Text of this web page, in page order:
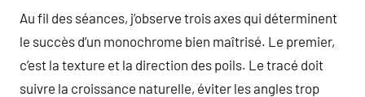
Au fil des séances, j’observe trois axes qui déterminent
le succès d’un monochrome bien maîtrisé. Le premier,
c’est la texture et la direction des poils. Le tracé doit
suivre la croissance naturelle, éviter les angles trop